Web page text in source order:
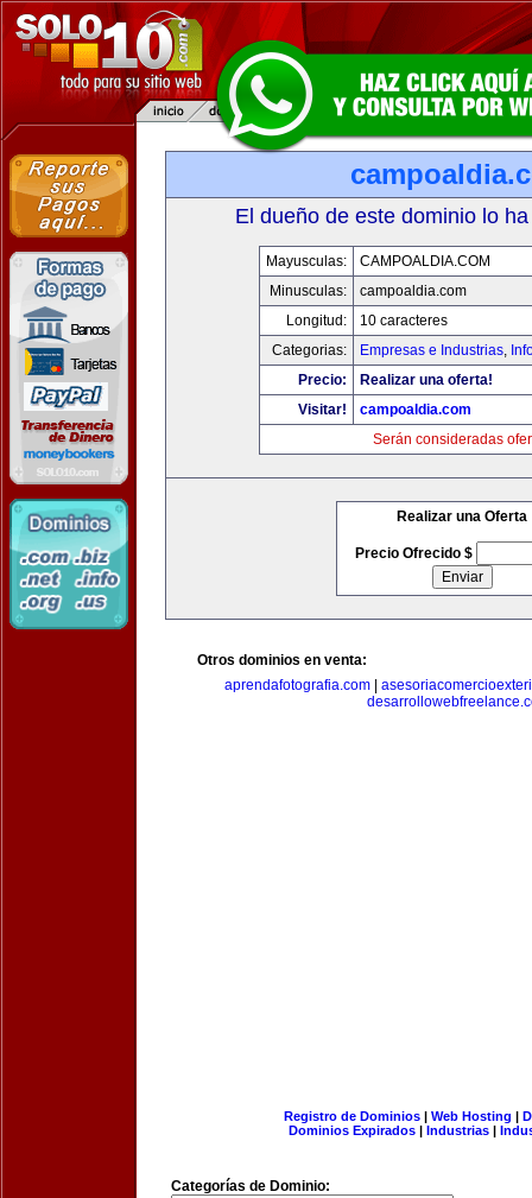
El dueño de este dominio lo
Mayusculas:
CAMPOALDIA.COM
Minusculas:
campoaldia.com
Longitud:
10 caracteres
Categorias:
Empresas e Industrias,
Precio:
Realizar una oferta!
Visitar!
campoaldia.com
Serán consideradas
Realizar una Oferta
Precio Ofrecido $
Otros dominios en venta:
aprendafotografia.com
Registro de Dominios| Web Hosting |
Dominios Expirados | Industrias |
Categorías de Dominio: